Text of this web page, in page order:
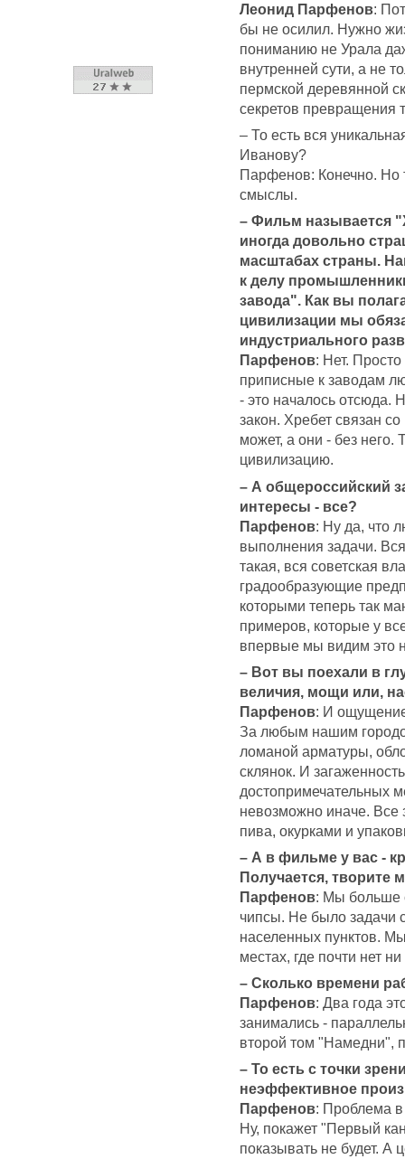
Леонид Парфенов:
бы не осилил. Нужно
пониманию не Урала
внутренней сути, а не
пермской деревянной
секретов превращения
– То есть вся
Иванову?
Парфенов: Конечно. Но
смыслы.
– Фильм называется
иногда довольно
масштабах страны.
к делу
завода". Как вы
цивилизации мы
индустриального
Парфенов: Нет.
приписные к заводам
- это началось отсюда.
закон. Хребет связан
может, а они - без него.
цивилизацию.
– А общероссийский
интересы - все?
Парфенов: Ну да, что
выполнения задачи.
такая, вся советская
градообразующие
которыми теперь так
примеров, которые у
впервые мы видим это
– Вот вы поехали в
величия, мощи или,
Парфенов: И
За любым нашим
ломаной арматуры,
склянок. И
достопримечательных
невозможно иначе. Все
пива, окурками и
– А в фильме у вас -
Получается, творите
Парфенов: Мы больше
чипсы. Не было задачи
населенных пунктов.
местах, где почти нет
– Сколько времени
Парфенов: Два года
занимались -
второй том "Намедни",
– То есть с точки
неэффективное
Парфенов: Проблема в
Ну, покажет "Первый
показывать не будет. А